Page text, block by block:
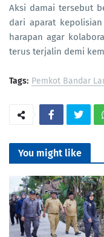
Aksi damai tersebut
dari aparat
harapan agar
terus terjalin demi
Tags: Pemkot Bandar
You might like